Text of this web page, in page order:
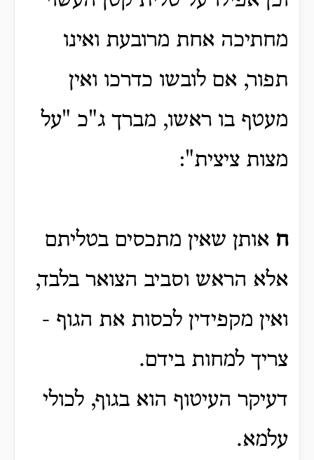
מחתיכה אחת מרובעת ואינו
תפור, אם לובשו כדרכו ואין
מעטף בו ראשו, מברך ג"כ "על
מצות ציצית":
ח אותן שאין מתכסים בטליתם
אלא הראש וסביב הצואר בלבד,
ואין מקפידין לכסות את הגוף -
צריך למחות בידם.
דעיקר העיטוף הוא בגוף, לכולי
עלמא.